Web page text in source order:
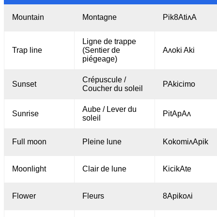
Mountain Montagne Pik8AtiʌA
Trap line
Ligne de trappe
(Sentier de
piégeage)
Aʌoki Aki
Sunset
Crépuscule /
Coucher du soleil
PAkicimo
Sunrise
Aube / Lever du
soleil
PitApAʌ
Full moon Pleine lune KokomiʌApik
Moonlight Clair de lune KicikAte
Flower Fleurs 8Apikoʌi